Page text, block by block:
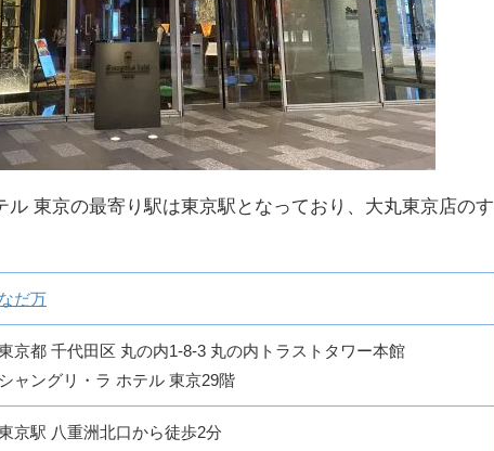
ル 東京の最寄り駅は東京駅となっており、大丸東京店のす
なだ万
京都 千代田区 丸の内1-8-3 丸の内トラストタワー本館
シャングリ・ラ ホテル 東京29階
京駅 八重洲北口から徒歩2分